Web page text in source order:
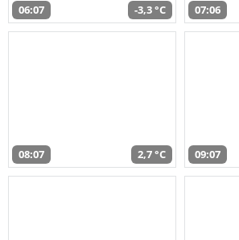
06:07 -3,3 °C 07:06
08:07 2,7 °C 09:07